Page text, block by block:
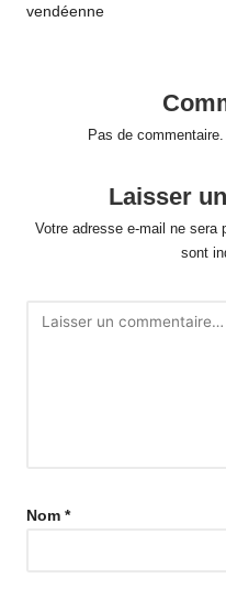
vendéenne
Pas de
Laisser
Votre adresse e-mail ne sera
sont
Nom *